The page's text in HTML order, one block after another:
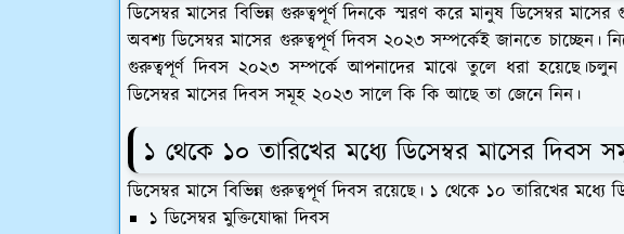
ডিসেম্বর মাসের বিভিন্ন গুরুত্বপূর্ণ দিনকে স্মরণ করে মানুষ ডিসেম্বর
অবশ্য ডিসেম্বর মাসের গুরুত্বপূর্ণ দিবস ২০২৩ সম্পর্কেই জানতে চাচ্ছেন।
গুরুত্বপূর্ণ দিবস ২০২৩ সম্পর্কে আপনাদের মাঝে তুলে ধরা
ডিসেম্বর মাসের দিবস সমূহ ২০২৩ সালে কি কি আছে তা জেনে নিন।
১ থেকে ১০ তারিখের মধ্যে ডিসেম্বর মাসের দিবস
ডিসেম্বর মাসে বিভিন্ন গুরুত্বপূর্ণ দিবস রয়েছে। ১ থেকে ১০ তারিখের
১ ডিসেম্বর মুক্তিযোদ্ধা দিবস